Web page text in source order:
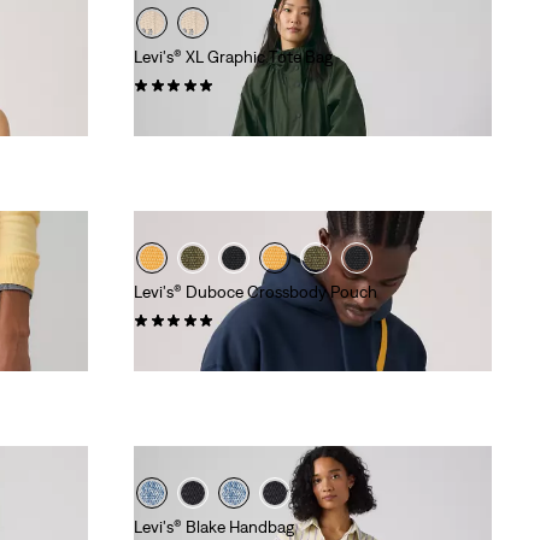
Levi's® XL Graphic Tote Bag
Levi's® Duboce Crossbody Pouch
(0)
Levi's® Blake Handbag